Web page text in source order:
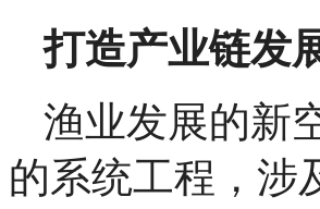
打造产业链发
渔业发展的新
的系统工程，涉